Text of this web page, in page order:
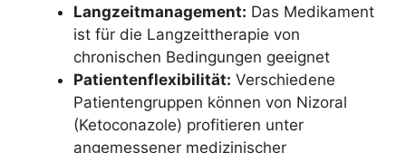
Langzeitmanagement: Das Medikament
ist für die Langzeittherapie von
chronischen Bedingungen geeignet
Patientenflexibilität: Verschiedene
Patientengruppen können von Nizoral
(Ketoconazole) profitieren unter
angemessener medizinischer